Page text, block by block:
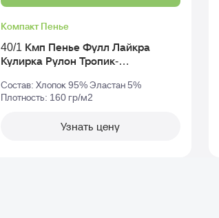
Компакт Пенье
40/1 Кмп Пенье Фулл Лайкра
Кулирка Рулон Тропик-
Состав: Хлопок 95% Эластан 5%
Плотность: 160 гр/м2
Узнать цену